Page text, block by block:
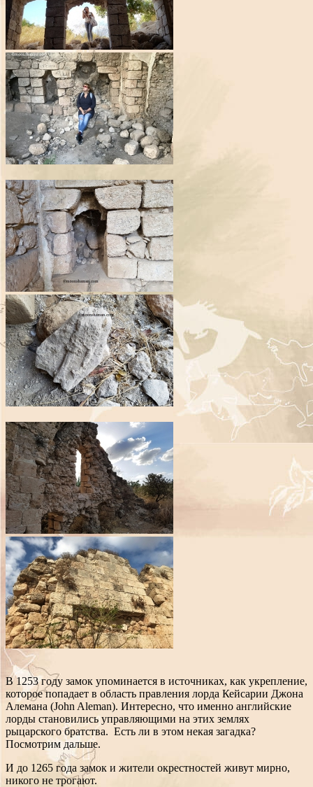
В 1253 году замок упоминается в источниках, как укрепление,
которое попадает в область правления лорда Кейсарии Джона
Алемана (John Aleman). Интересно, что именно английские
лорды становились управляющими на этих землях
рыцарского братства. Есть ли в этом некая загадка?
Посмотрим дальше.
И до 1265 года замок и жители окрестностей живут мирно,
никого не трогают.